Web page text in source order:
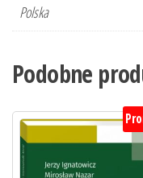
Polska
Podobne